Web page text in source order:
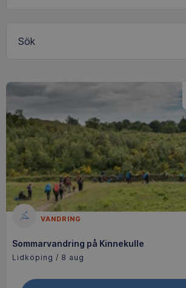
Sök
VANDRING
Sommarvandring på Kinnekulle
Lidköping / 8 aug